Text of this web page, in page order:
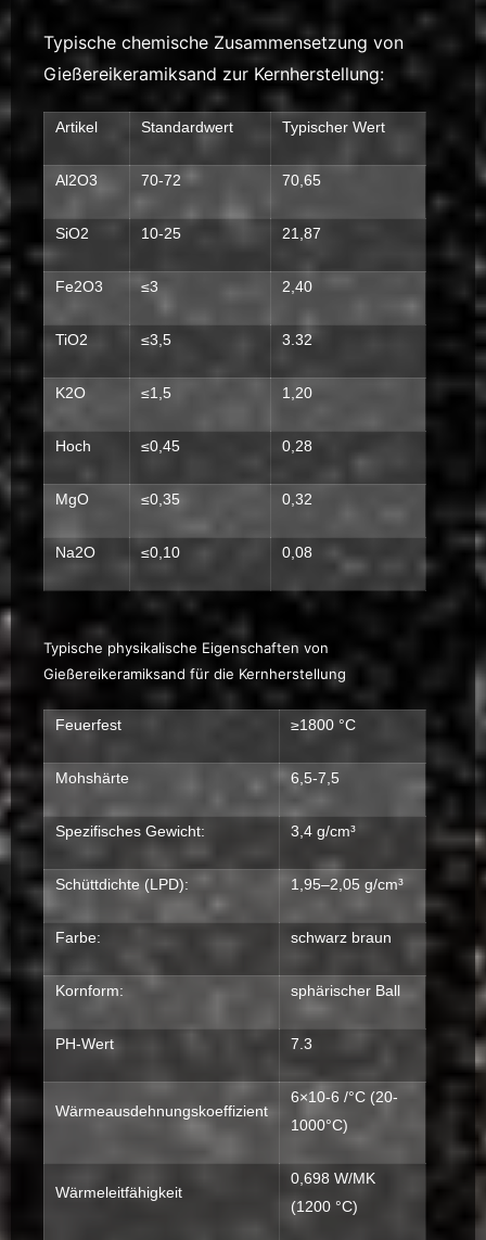
Typische chemische Zusammensetzung von
Gießereikeramiksand zur Kernherstellung:
Artikel Standardwert Typischer Wert
Al2O3 70-72 70,65
SiO2 10-25 21,87
Fe2O3 ≤3 2,40
TiO2 ≤3,5 3.32
K2O ≤1,5 1,20
Hoch ≤0,45 0,28
MgO ≤0,35 0,32
Na2O ≤0,10 0,08
Typische physikalische Eigenschaften von
Gießereikeramiksand für die Kernherstellung
Feuerfest ≥1800 °C
Mohshärte 6,5-7,5
Spezifisches Gewicht: 3,4 g/cm³
Schüttdichte (LPD): 1,95–2,05 g/cm³
Farbe: schwarz braun
Kornform: sphärischer Ball
PH-Wert 7.3
Wärmeausdehnungskoeffizient
6×10-6 /°C (20-
1000°C)
Wärmeleitfähigkeit
0,698 W/MK
(1200 °C)